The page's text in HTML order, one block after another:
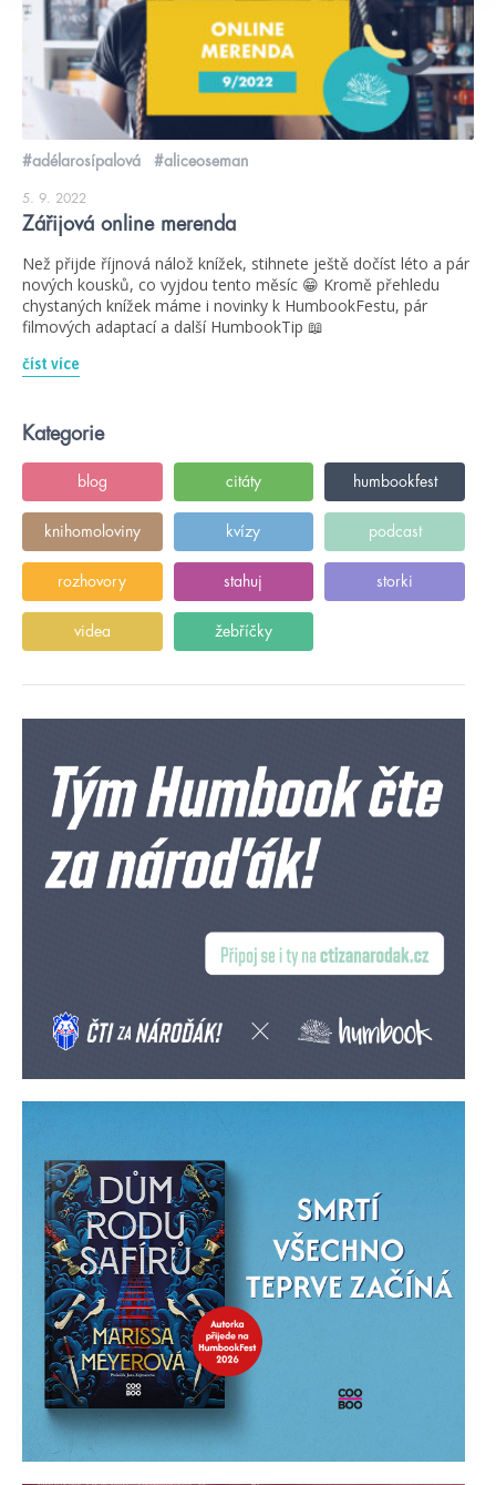
#adélarosípalová #aliceoseman
5. 9. 2022
Zářijová online merenda
Než přijde říjnová nálož knížek, stihnete ještě dočíst léto a pár
nových kousků, co vyjdou tento měsíc 😁 Kromě přehledu
chystaných knížek máme i novinky k HumbookFestu, pár
filmových adaptací a další HumbookTip 📖
číst více
Kategorie
blog citáty humbookfest
knihomoloviny kvízy podcast
rozhovory stahuj storki
videa žebříčky